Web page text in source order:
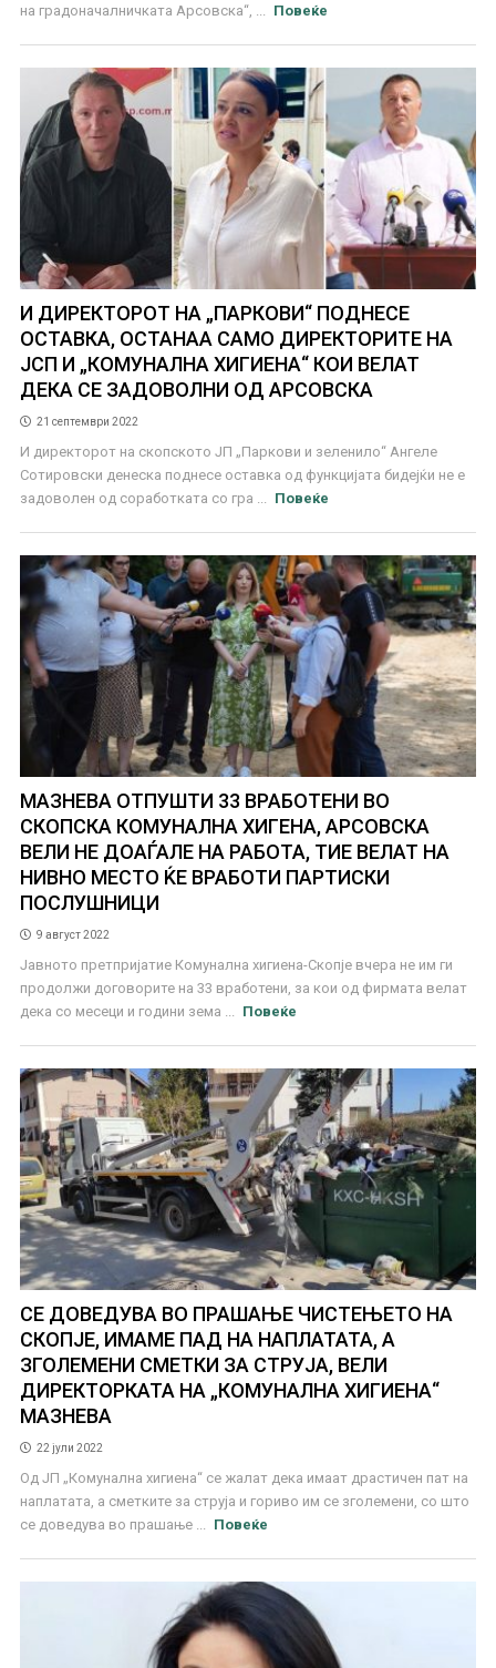
на градоначалничката Арсовска“, ...
Повеќе
И ДИРЕКТОРОТ НА „ПАРКОВИ“ ПОДНЕСЕ
ОСТАВКА, ОСТАНАА САМО ДИРЕКТОРИТЕ НА
ЈСП И „КОМУНАЛНА ХИГИЕНА“ КОИ ВЕЛАТ
ДЕКА СЕ ЗАДОВОЛНИ ОД АРСОВСКА
21 септември 2022
И директорот на скопското ЈП „Паркови и зеленило“ Ангеле
Сотировски денеска поднесе оставка од функцијата бидејќи не е
задоволен од соработката со гра ...
Повеќе
МАЗНЕВА ОТПУШТИ 33 ВРАБОТЕНИ ВО
СКОПСКА КОМУНАЛНА ХИГЕНА, АРСОВСКА
ВЕЛИ НЕ ДОАЃАЛЕ НА РАБОТА, ТИЕ ВЕЛАТ НА
НИВНО МЕСТО ЌЕ ВРАБОТИ ПАРТИСКИ
ПОСЛУШНИЦИ
9 август 2022
Јавното претпријатие Комунална хигиена-Скопје вчера не им ги
продолжи договорите на 33 вработени, за кои од фирмата велат
дека со месеци и години зема ...
Повеќе
СЕ ДОВЕДУВА ВО ПРАШАЊЕ ЧИСТЕЊЕТО НА
СКОПЈЕ, ИМАМЕ ПАД НА НАПЛАТАТА, А
ЗГОЛЕМЕНИ СМЕТКИ ЗА СТРУЈА, ВЕЛИ
ДИРЕКТОРКАТА НА „КОМУНАЛНА ХИГИЕНА“
МАЗНЕВА
22 јули 2022
Од ЈП „Комунална хигиена“ се жалат дека имаат драстичен пат на
наплатата, а сметките за струја и гориво им се зголемени, со што
се доведува во прашање ...
Повеќе